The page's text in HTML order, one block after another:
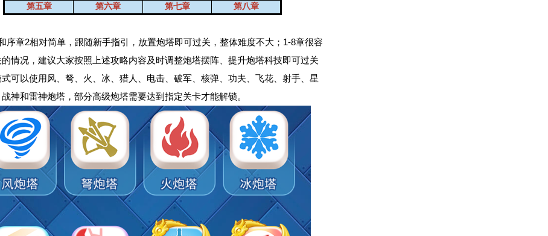
第五章
第六章 第七章 第八章
序章2相对简单，跟随新手指引，放置炮塔即可过关，整体难度不大；1-8章很容
情况，建议大家按照上述攻略内容及时调整炮塔摆阵、提升炮塔科技即可过关
可以使用风、弩、火、冰、猎人、电击、破军、核弹、功夫、飞花、射手、星
神和雷神炮塔，部分高级炮塔需要达到指定关卡才能解锁。